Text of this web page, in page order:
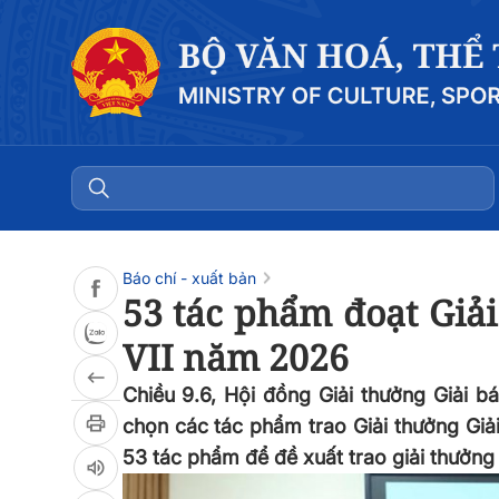
Báo chí - xuất bản
53 tác phẩm đoạt
VII năm 2026
Chiều 9.6, Hội đồng Giải thưởng Giải
chọn các tác phẩm trao Giải thưởng
53 tác phẩm để đề xuất trao giải
0:00 0:00